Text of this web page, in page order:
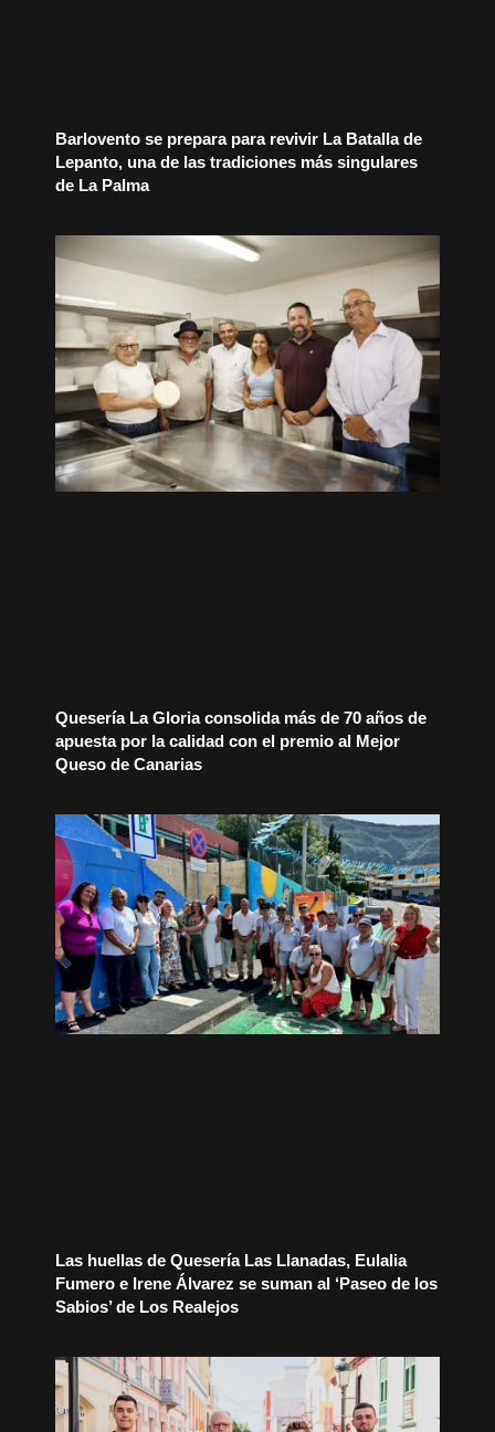
Barlovento se prepara para revivir La Batalla de
Lepanto, una de las tradiciones más singulares
de La Palma
Quesería La Gloria consolida más de 70 años de
apuesta por la calidad con el premio al Mejor
Queso de Canarias
Las huellas de Quesería Las Llanadas, Eulalia
Fumero e Irene Álvarez se suman al ‘Paseo de los
Sabios’ de Los Realejos